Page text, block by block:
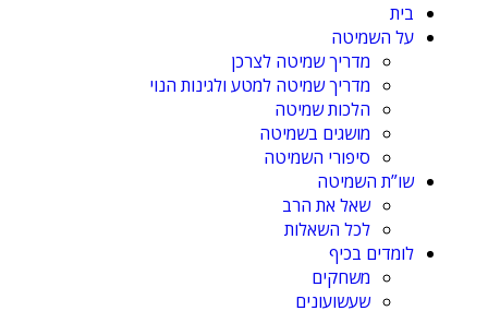
בית
על השמיטה
מדריך שמיטה לצרכן
מדריך שמיטה למטע ולגינות הנוי
הלכות שמיטה
מושגים בשמיטה
סיפורי השמיטה
שו”ת השמיטה
שאל את הרב
לכל השאלות
לומדים בכיף
משחקים
שעשועונים